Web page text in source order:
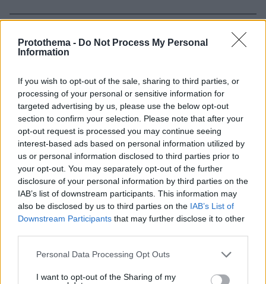
Protothema - Do Not Process My Personal
Information
If you wish to opt-out of the sale, sharing to third parties, or
processing of your personal or sensitive information for
targeted advertising by us, please use the below opt-out
section to confirm your selection. Please note that after your
opt-out request is processed you may continue seeing
interest-based ads based on personal information utilized by
us or personal information disclosed to third parties prior to
your opt-out. You may separately opt-out of the further
disclosure of your personal information by third parties on the
IAB’s list of downstream participants. This information may
also be disclosed by us to third parties on the IAB’s List of
Downstream Participants that may further disclose it to other
Please note that this website/app uses one or more Google
not limited to your visit or usage behaviour. You may click to
Personal Data Processing Opt Outs
I want to opt-out of the Sharing of my
ΤΑ ΠΙΟ ΔΗΜΟΦΙΛΗ